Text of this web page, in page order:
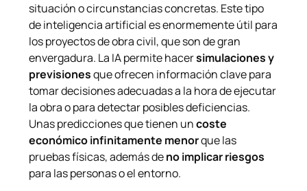
situación o circunstancias concretas. Este tipo
de inteligencia artificial es enormemente útil para
los proyectos de obra civil, que son de gran
envergadura. La IA permite hacersimulaciones y
previsionesque ofrecen información clave para
tomar decisiones adecuadas a la hora de ejecutar
la obra o para detectar posibles deficiencias.
Unas predicciones que tienen uncoste
económico infinitamente menorque las
pruebas físicas, además deno implicar riesgos
para las personas o el entorno.